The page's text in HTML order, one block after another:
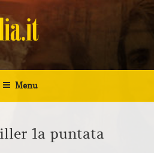
Menu
1a puntata